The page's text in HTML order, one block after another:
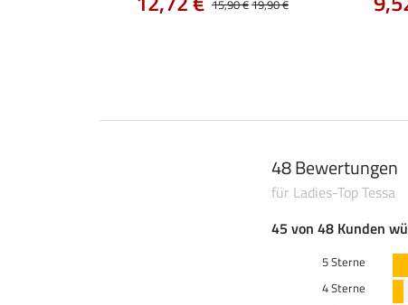
15,90 €19,90 €
48 Bewertungen
für Ladies-Top Tessa
45 von 48 Kunden
5 Sterne
4 Sterne